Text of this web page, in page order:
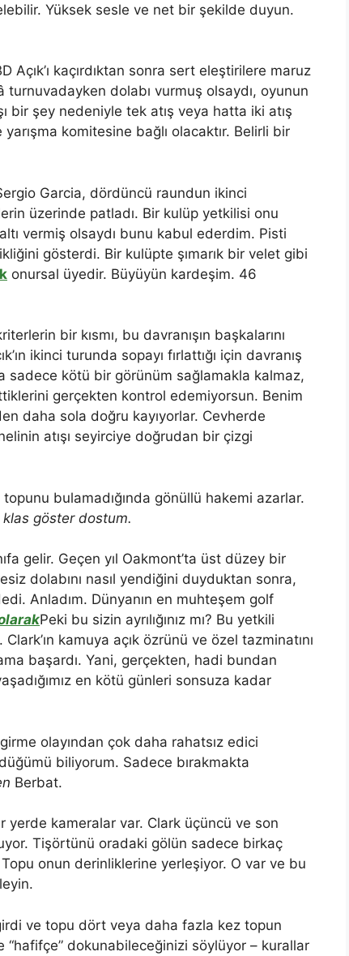
Yüksek sesle ve net bir şekilde duyun.
Açık’ı kaçırdıktan sonra sert eleştirilere maruz
turnuvadayken dolabı vurmuş olsaydı, oyunun
bir şey nedeniyle tek atış veya hatta iki atış
komitesine bağlı olacaktır. Belirli bir
Garcia, dördüncü raundun ikinci
üzerinde patladı. Bir kulüp yetkilisi onu
vermiş olsaydı bunu kabul ederdim. Pisti
gösterdi. Bir kulüpte şımarık bir velet gibi
onursal üyedir. Büyüyün kardeşim. 46
bir kısmı, bu davranışın başkalarını
ikinci turunda sopayı fırlattığı için davranış
sadece kötü bir görünüm sağlamakla kalmaz,
gerçekten kontrol edemiyorsun. Benim
daha sola doğru kayıyorlar. Cevherde
atışı seyirciye doğrudan bir çizgi
bulamadığında gönüllü hakemi azarlar.
klas göster dostum.
gelir. Geçen yıl Oakmont’ta üst düzey bir
dolabını nasıl yendiğini duyduktan sonra,
Anladım. Dünyanın en muhteşem golf
Peki bu sizin ayrılığınız mı? Bu yetkili
kamuya açık özrünü ve özel tazminatını
başardı. Yani, gerçekten, hadi bundan
en kötü günleri sonsuza kadar
olayından çok daha rahatsız edici
biliyorum. Sadece bırakmakta
Berbat.
kameralar var. Clark üçüncü ve son
Tişörtünü oradaki gölün sadece birkaç
onun derinliklerine yerleşiyor. O var ve bu
ve topu dört veya daha fazla kez topun
“hafifçe” dokunabileceğinizi söylüyor – kurallar